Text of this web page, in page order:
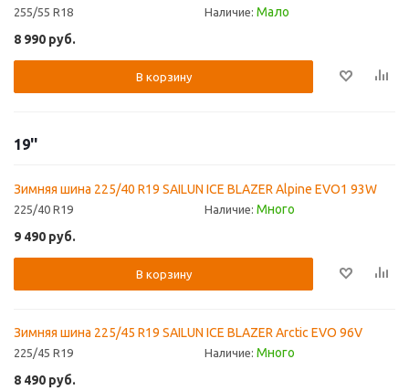
255/55 R18 Наличие: Мало
8 990 руб.
В корзину
19''
Зимняя шина 225/40 R19 SAILUN ICE BLAZER Alpine EVO1 93W
225/40 R19 Наличие: Много
9 490 руб.
В корзину
Зимняя шина 225/45 R19 SAILUN ICE BLAZER Arctic EVO 96V
225/45 R19 Наличие: Много
8 490 руб.